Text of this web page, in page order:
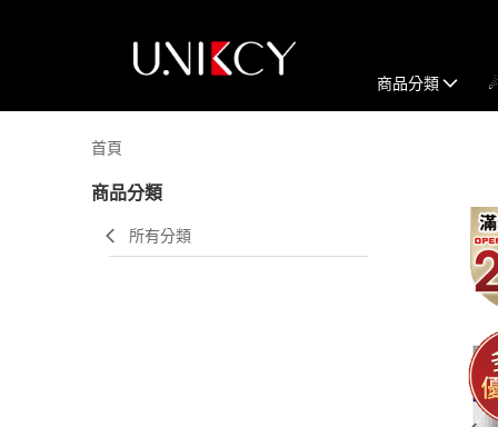
商品分類
首頁
商品分類
所有分類